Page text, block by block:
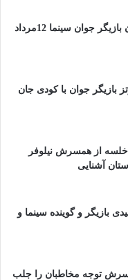
درگذشت مریم همتیان بازیگر جوان سینما 12مرداد
بازیگر جوان با کودی جان
از همسرش نیلوفر
آشنایی
بازیگر و گوینده سینما و
توجه مخاطبان را جلب